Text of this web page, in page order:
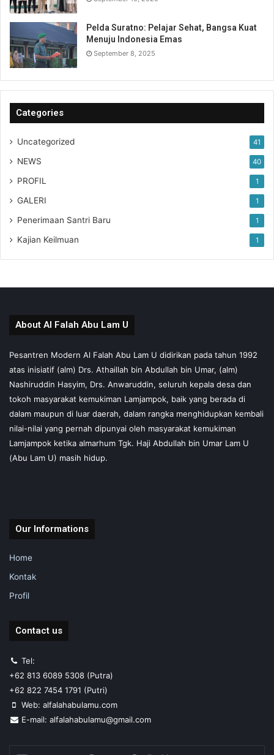
Pelda Suratno: Pelajar Sehat, Bangsa Kuat
Menuju Indonesia Emas
September 8, 2025
Categories
Uncategorized 41
NEWS 40
PROFIL 1
GALERI 1
Penerimaan Santri Baru 1
Kajian Keilmuan 1
About Al Falah Abu Lam U
Pesantren Modern Al Falah Abu Lam U didirikan pada tahun 1992
atas inisiatif (alm) Drs. Athaillah bin Abdullah bin Umar, (alm)
Nashiruddin Hasyim, Drs. Anwaruddin, seluruh kepala desa dan
tokoh masyarakat kemukiman Lamjampok, baik yang berada di
dalam maupun di luar daerah, dalam rangka menghidupkan kembali
nilai-nilai yang pernah dipunyai oleh masyarakat kemukiman
Lamjampok ketika almarhum Tgk. Haji Abdullah bin Umar Lam U
(Abu Lam U) masih hidup.
Our Informations
Home
Kontak
Profil
Contact us
Tel:
+62 813 6089 5308 (Putra)
+62 822 7454 1791 (Putri)
Web: alfalahabulamu.com
E-mail: alfalahabulamu@gmail.com